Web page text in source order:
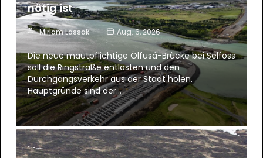
nötig ist
Mirjam Lassak Aug. 6, 2026
Die neue mautpflichtige Ölfusá-Brücke bei Selfoss
soll die Ringstraße entlasten und den
Durchgangsverkehr aus der Stadt holen.
Hauptgründe sind der…